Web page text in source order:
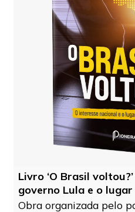
Livro ‘O Brasil
governo Lula e o
Obra organizada pelo